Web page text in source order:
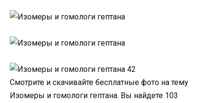
Смотрите и скачивайте бесплатные фото на тему
Изомеры и гомологи гептана. Вы найдете 103